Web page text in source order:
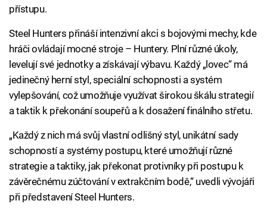
přístupu.
Steel Hunters přináší intenzivní akci s bojovými mechy, kde
hráči ovládají mocné stroje – Huntery. Plní různé úkoly,
levelují své jednotky a získávají výbavu. Každý „lovec“ má
jedinečný herní styl, speciální schopnosti a systém
vylepšování, což umožňuje využívat širokou škálu strategií
a taktik k překonání soupeřů a k dosažení finálního střetu.
„Každý z nich má svůj vlastní odlišný styl, unikátní sady
schopností a systémy postupu, které umožňují různé
strategie a taktiky, jak překonat protivníky při postupu k
závěrečnému zúčtování v extrakčním bodě,“ uvedli vývojáři
při představení Steel Hunters.